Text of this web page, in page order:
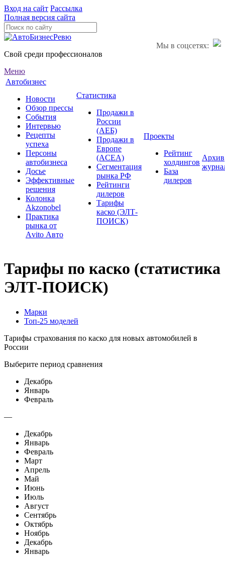
Вход на сайт Рассылка
Полная версия сайта
Мы в соцсетях:
Свой среди профессионалов
Меню
Автобизнес
Новости
Обзор прессы
События
Интервью
Рецепты
успеха
Персоны
автобизнеса
Досье
Эффективные
решения
Колонка
Akzonobel
Практика
рынка от
Аvito Авто
Статистика
Продажи в
России
(АЕБ)
Продажи в
Европе
(ACEA)
Сегментация
рынка РФ
Рейтинги
дилеров
Тарифы
каско (ЭЛТ-
ПОИСК)
Проекты
Рейтинг
холдингов
База
дилеров
Архив
Тарифы по каско (статистика
ЭЛТ-ПОИСК)
Марки
Топ-25 моделей
Тарифы страхования по каско для новых автомобилей в
России
Выберите период сравнения
Декабрь
Январь
Февраль
—
Декабрь
Январь
Февраль
Март
Апрель
Май
Июнь
Июль
Август
Сентябрь
Октябрь
Ноябрь
Декабрь
Январь